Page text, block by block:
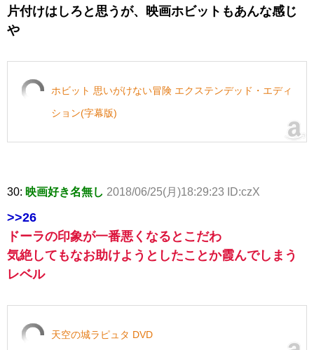
片付けはしろと思うが、映画ホビットもあんな感じ
や
ホビット 思いがけない冒険 エクステンデッド・エディ
ション(字幕版)
30: 映画好き名無し 2018/06/25(月)18:29:23 ID:czX
>>26
ドーラの印象が一番悪くなるとこだわ
気絶してもなお助けようとしたことか霞んでしまう
レベル
天空の城ラピュタ DVD